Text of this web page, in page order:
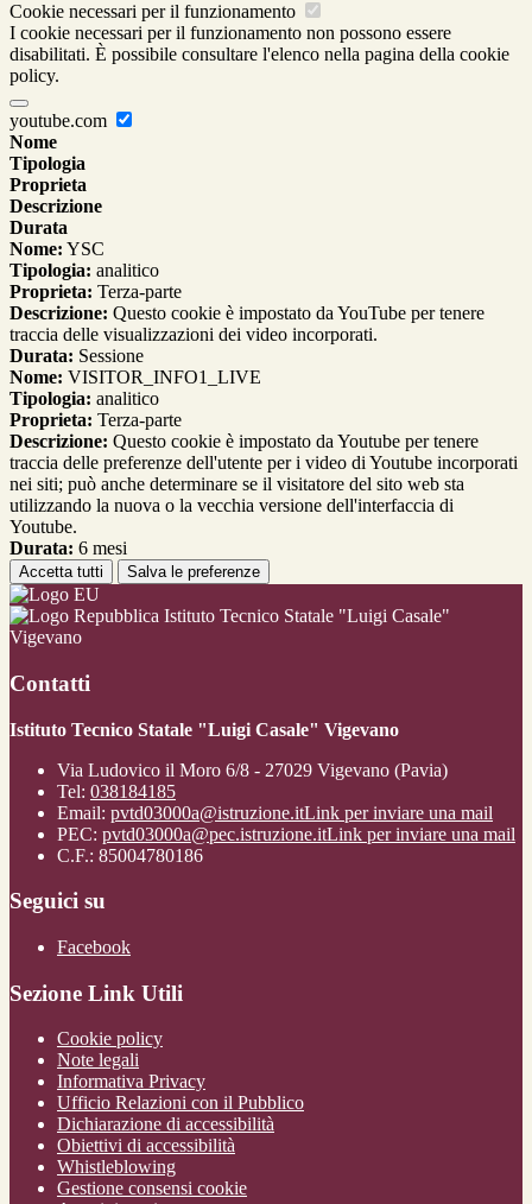
Cookie necessari per il funzionamento
I cookie necessari per il funzionamento non possono essere
disabilitati. È possibile consultare l'elenco nella pagina della cookie
policy.
youtube.com
Nome
Tipologia
Proprieta
Descrizione
Durata
Nome: YSC
Tipologia: analitico
Proprieta: Terza-parte
Descrizione: Questo cookie è impostato da YouTube per tenere
traccia delle visualizzazioni dei video incorporati.
Durata: Sessione
Nome: VISITOR_INFO1_LIVE
Tipologia: analitico
Proprieta: Terza-parte
Descrizione: Questo cookie è impostato da Youtube per tenere
traccia delle preferenze dell'utente per i video di Youtube incorporati
nei siti; può anche determinare se il visitatore del sito web sta
utilizzando la nuova o la vecchia versione dell'interfaccia di
Youtube.
Durata: 6 mesi
Accetta tutti Salva le preferenze
Istituto Tecnico Statale "Luigi Casale"
Vigevano
Contatti
Istituto Tecnico Statale "Luigi Casale" Vigevano
Via Ludovico il Moro 6/8 - 27029 Vigevano (Pavia)
Tel: 038184185
Email: pvtd03000a@istruzione.itLink per inviare una mail
PEC: pvtd03000a@pec.istruzione.itLink per inviare una mail
C.F.: 85004780186
Seguici su
Facebook
Sezione Link Utili
Cookie policy
Note legali
Informativa Privacy
Ufficio Relazioni con il Pubblico
Dichiarazione di accessibilità
Obiettivi di accessibilità
Whistleblowing
Gestione consensi cookie